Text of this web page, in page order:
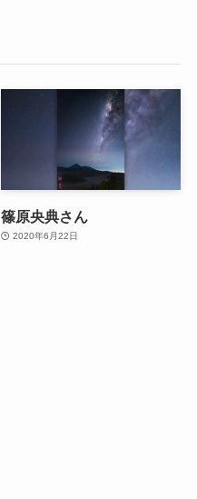
篠原央典さん
2020年6月22日